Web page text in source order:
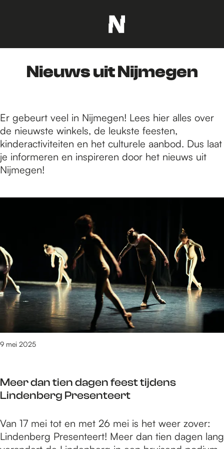
a
n
a
d
e
h
o
p
Nieuws uit Nijmegen
Er gebeurt veel in Nijmegen! Lees hier alles over
de nieuwste winkels, de leukste feesten,
kinderactiviteiten en het culturele aanbod. Dus laat
je informeren en inspireren door het nieuws uit
Nijmegen!
7
/
m
7
7
4
n
9
0
e
s
u
Meer dan tien dagen feest tijdens
Lindenberg Presenteert
9 mei 2025
M
e
Van 17 mei tot en met 26 mei is het weer zover:
Lindenberg Presenteert! Meer dan tien dagen lang